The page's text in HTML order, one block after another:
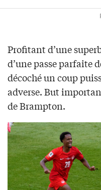
Profitant d’une
d’une passe parfaite
décoché un coup
adverse. But
de Brampton.